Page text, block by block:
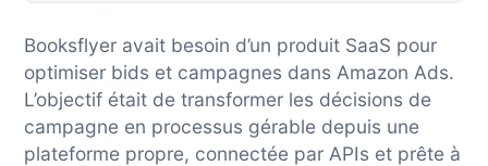
Booksflyer avait besoin d’un produit SaaS pour
optimiser bids et campagnes dans Amazon Ads.
L’objectif était de transformer les décisions de
campagne en processus gérable depuis une
plateforme propre, connectée par APIs et prête à